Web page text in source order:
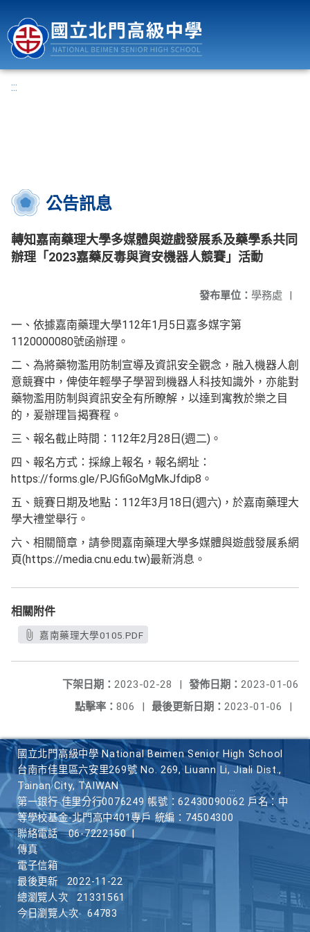
:::
公告訊息
轉知嘉南藥理大學多媒體與遊戲發展系及藥學系共同
辦理「2023嘉藥反毒與資安機器人競賽」活動
發布單位： 學務處 |
一、依據嘉南藥理大學112年1月5日嘉多媒字第
1120000080號函辦理。
二、為將藥物濫用防制宣導及資訊安全觀念，融入機器人創
意競賽中，俾使年輕學子學習到機器人科技知識外，亦能對
藥物濫用防制與資訊安全有所瞭解，以達到寓教於樂之目
的，爰辦理旨揭賽程。
三、報名截止時間：112年2月28日(週二)。
四、報名方式：採線上報名，報名網址：
https://forms.gle/PJGfiGoMgMkJfdip8。
五、競賽日期及地點：112年3月18日(週六)，於嘉南藥理大
學大禮堂舉行。
六、相關簡章，請參閱嘉南藥理大學多媒體與遊戲發展系網
頁(https://media.cnu.edu.tw)最新消息。
相關附件
嘉南藥理大學0105.PDF
發佈日期： 2023-01-06
下架日期： 2023-02-28
|
最後更新日期： 2023-01-06 |
點擊率： 806 |
國立北門高級中學 National Beimen Senior High School
台南市佳里區六安里269號 No. 269, Liuann Li, Jiali Dist.,
Tainan City, TAIWAN
第一銀行 佳里分行0076249 帳號：62430090062 戶名：中
等學校基金-北門高中401專戶 統編：74504300
聯絡電話
06-7222150
傳真
電子信箱
最後更新
2022-11-22
總瀏覽人次
21331561
今日瀏覽人次
64783